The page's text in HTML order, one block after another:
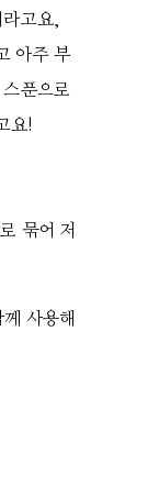
고요,
아주 부
푼으로
요!
묶어 저
사용해